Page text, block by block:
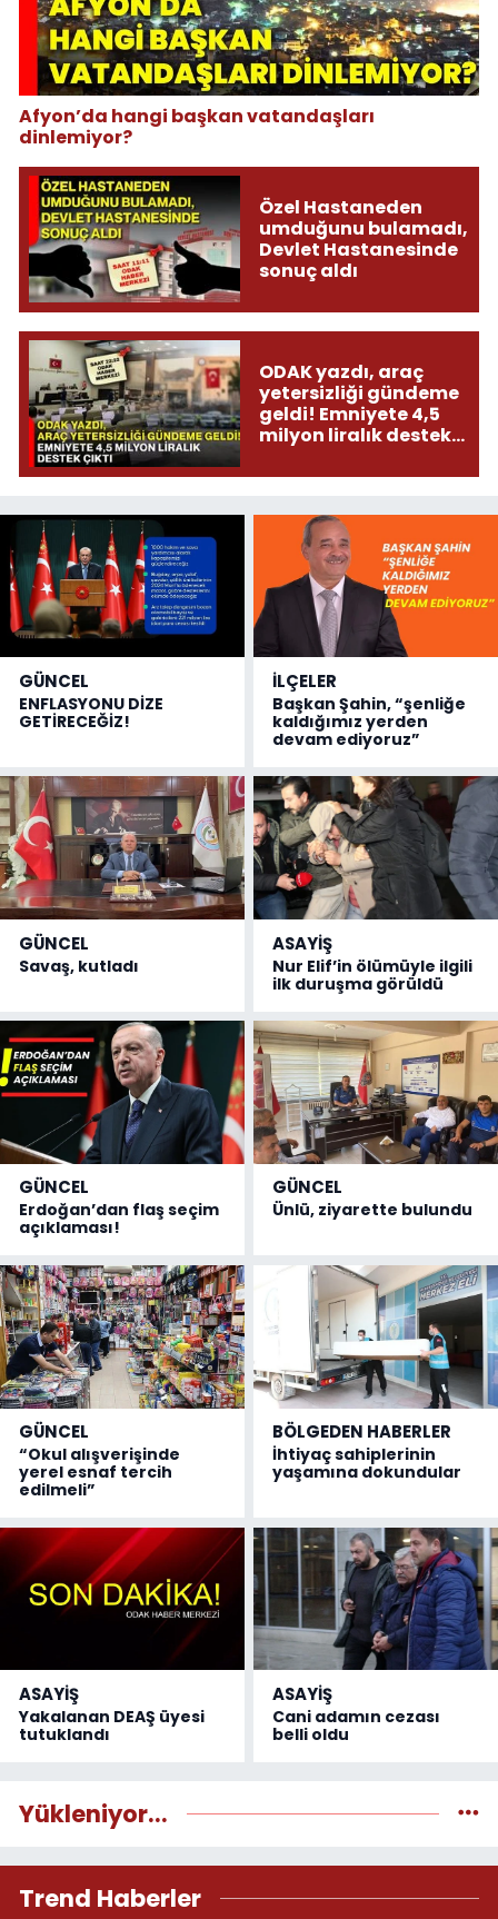
Afyon’da hangi başkan vatandaşları
dinlemiyor?
Özel Hastaneden
umduğunu bulamadı,
Devlet Hastanesinde
sonuç aldı
ODAK yazdı, araç
yetersizliği gündeme
geldi! Emniyete 4,5
milyon liralık destek
GÜNCEL
ENFLASYONU DİZE
GETİRECEĞİZ!
İLÇELER
Başkan Şahin, “şenliğe
kaldığımız yerden
devam ediyoruz”
GÜNCEL
Savaş, kutladı
ASAYİŞ
Nur Elif’in ölümüyle ilgili
ilk duruşma görüldü
GÜNCEL
Erdoğan’dan flaş seçim
açıklaması!
GÜNCEL
Ünlü, ziyarette bulundu
GÜNCEL
“Okul alışverişinde
yerel esnaf tercih
edilmeli”
BÖLGEDEN HABERLER
İhtiyaç sahiplerinin
yaşamına dokundular
ASAYİŞ
Yakalanan DEAŞ üyesi
tutuklandı
ASAYİŞ
Cani adamın cezası
belli oldu
Yükleniyor...
Trend Haberler